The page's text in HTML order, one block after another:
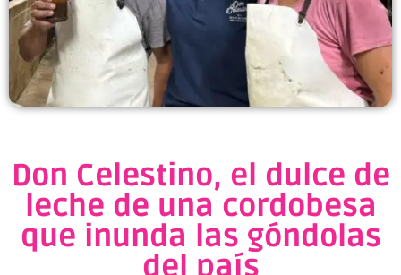
Don Celestino, el dulce de
leche de una cordobesa
que inunda las góndolas
del país